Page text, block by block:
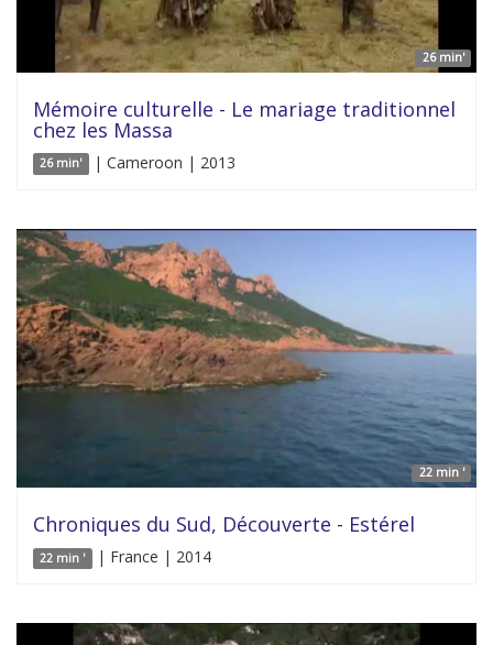
26 min'
Mémoire culturelle - Le mariage traditionnel
chez les Massa
26 min' | Cameroon | 2013
22 min '
Chroniques du Sud, Découverte - Estérel
22 min ' | France | 2014